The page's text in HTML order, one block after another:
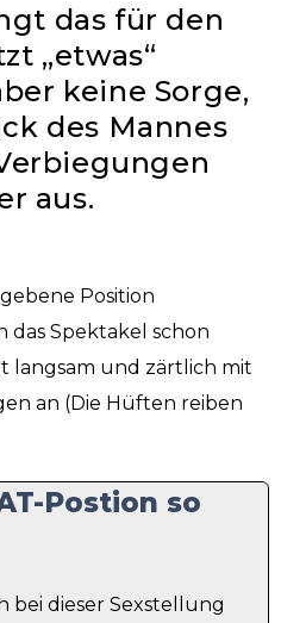
das für den
„etwas“
keine Sorge,
des Mannes
aus.
Position
das Spektakel schon
langsam und zärtlich mit
an (Die Hüften reiben
Postion so
bei dieser Sexstellung